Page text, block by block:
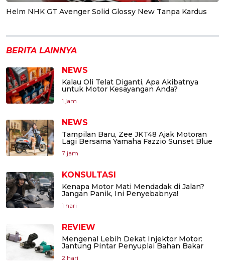
Helm NHK GT Avenger Solid Glossy New Tanpa Kardus
BERITA LAINNYA
NEWS
Kalau Oli Telat Diganti, Apa Akibatnya
untuk Motor Kesayangan Anda?
1 jam
NEWS
Tampilan Baru, Zee JKT48 Ajak Motoran
Lagi Bersama Yamaha Fazzio Sunset Blue
7 jam
KONSULTASI
Kenapa Motor Mati Mendadak di Jalan?
Jangan Panik, Ini Penyebabnya!
1 hari
REVIEW
Mengenal Lebih Dekat Injektor Motor:
Jantung Pintar Penyuplai Bahan Bakar
2 hari